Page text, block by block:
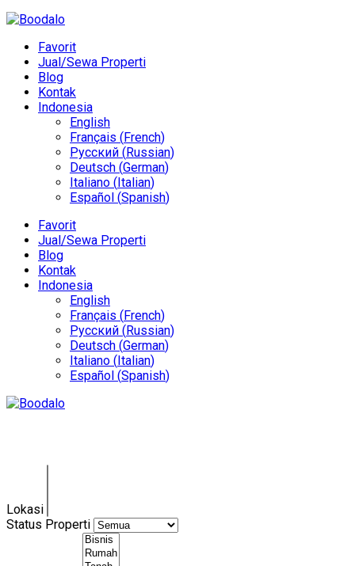
Favorit
Jual/Sewa Properti
Blog
Kontak
Indonesia
English
Français (French)
Русский (Russian)
Deutsch (German)
Italiano (Italian)
Español (Spanish)
Favorit
Jual/Sewa Properti
Blog
Kontak
Indonesia
English
Français (French)
Русский (Russian)
Deutsch (German)
Italiano (Italian)
Español (Spanish)
Lokasi
Status Properti